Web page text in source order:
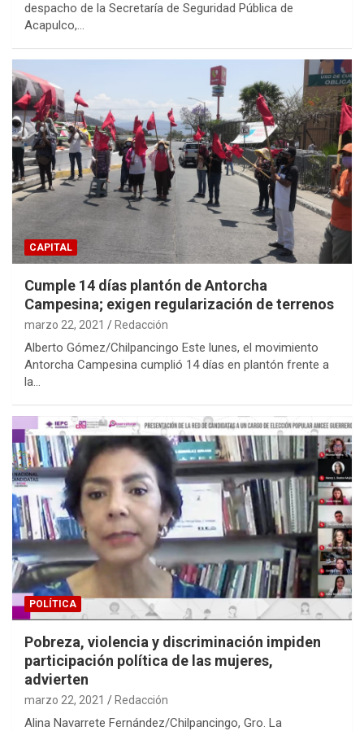
despacho de la Secretaría de Seguridad Pública de
Acapulco,…
CAPITAL
Cumple 14 días plantón de Antorcha
Campesina; exigen regularización de terrenos
marzo 22, 2021 Redacción
Alberto Gómez/Chilpancingo Este lunes, el movimiento
Antorcha Campesina cumplió 14 días en plantón frente a
la…
POLÍTICA
Pobreza, violencia y discriminación impiden
participación política de las mujeres,
advierten
marzo 22, 2021 Redacción
Alina Navarrete Fernández/Chilpancingo, Gro. La